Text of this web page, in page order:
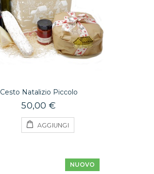
Cesto Natalizio Piccolo
50,00 €
AGGIUNGI
NUOVO